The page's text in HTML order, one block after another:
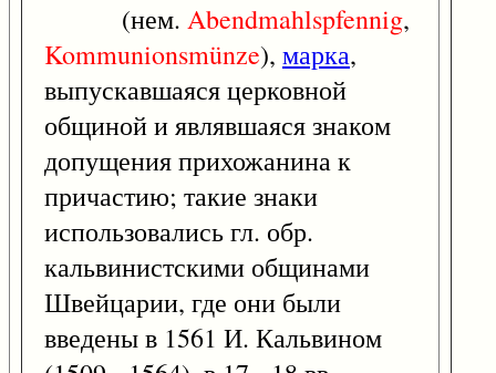
(нем. Abendmahlspfennig,
Kommunionsmünze), марка,
выпускавшаяся церковной
общиной и являвшаяся знаком
допущения прихожанина к
причастию; такие знаки
использовались гл. обр.
кальвинистскими общинами
Швейцарии, где они были
введены в 1561 И. Кальвином